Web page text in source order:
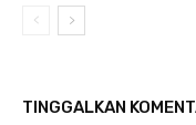
TINGGALKAN